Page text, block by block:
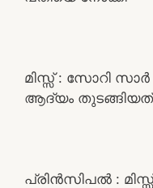
മിസ്സ്‌ : സോറി
ആദ്യം
പ്രിൻസിപൽ :